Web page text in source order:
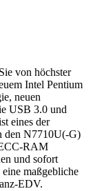
von höchster
Intel Pentium
neuen
USB 3.0 und
eines der
den N7710U(-G)
RAM
und sofort
maßgebliche
EDV.